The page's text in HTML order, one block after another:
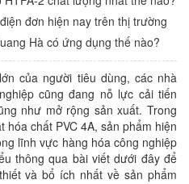
đơn hiện nay trên thị trường
Hà có ứng dụng thế nào?
của người tiêu dùng, các nhà
cũng đang nỗ lực cải tiến
như mở rộng sản xuất. Trong
chất PVC 4A, sản phẩm hiện
lĩnh vực hàng hóa công nghiệp
thông qua bài viết dưới đây để
và bổ ích nhất về sản phẩm